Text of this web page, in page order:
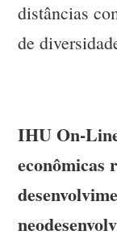
distâncias
de
IHU On-
econômicas